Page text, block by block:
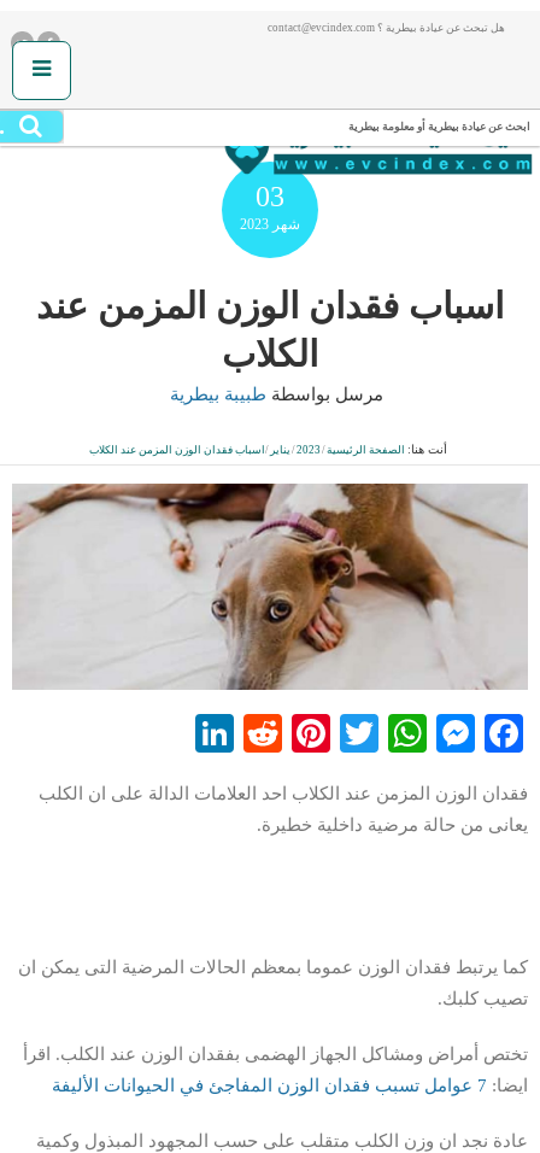
هل تبحث عن عيادة بيطرية ؟ contact@evcindex.com
ابحث عن عيادة بيطرية أو معلومة بيطرية
03
شهر 2023
اسباب فقدان الوزن المزمن عند
الكلاب
مرسل بواسطة طبيبة بيطرية
أنت هنا: الصفحة الرئيسية/
2023
/ يناير /اسباب فقدان الوزن المزمن عند الكلاب
Facebook
Messenger
WhatsApp
Twitter
Pinterest
Reddit
فقدان الوزن المزمن عند الكلاب احد العلامات الدالة على ان الكلب
يعانى من حالة مرضية داخلية خطيرة.
كما يرتبط فقدان الوزن عموما بمعظم الحالات المرضية التى يمكن ان
تصيب كلبك.
تختص أمراض ومشاكل الجهاز الهضمى بفقدان الوزن عند الكلب. اقرأ
ايضا: 7 عوامل تسبب فقدان الوزن المفاجئ في الحيوانات الأليفة
عادة نجد ان وزن الكلب متقلب على حسب المجهود المبذول وكمية